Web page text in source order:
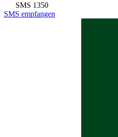
SMS 1350
SMS empfangen